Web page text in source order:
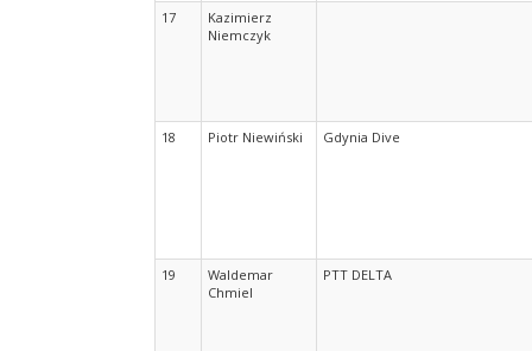
17
Kazimierz
Niemczyk
18 Piotr Niewiński Gdynia Dive
19
Waldemar
Chmiel
PTT DELTA